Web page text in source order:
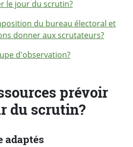
le jour du scrutin?
du bureau électoral et
donner aux scrutateurs?
d'observation?
prévoir
du scrutin?
adaptés